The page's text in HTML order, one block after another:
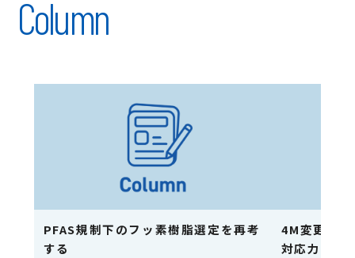
Column
PFAS規制下のフッ素樹脂選定を再考
する
4M変更が
対応力― 材